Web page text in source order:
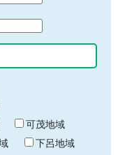
可茂地域
下呂地域